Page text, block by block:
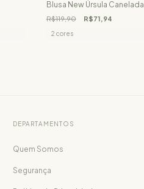
Blusa New Úrsula Canelada
R$119,90 R$71,94
2 cores
DEPARTAMENTOS
Quem Somos
Segurança